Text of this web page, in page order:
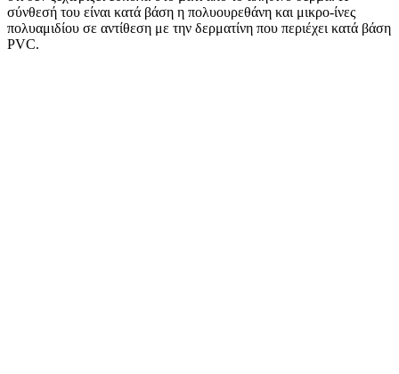
σύνθεσή του είναι κατά βάση η πολυουρεθάνη και μικρο-ίνες
πολυαμιδίου σε αντίθεση με την δερματίνη που περιέχει κατά βάση
PVC.